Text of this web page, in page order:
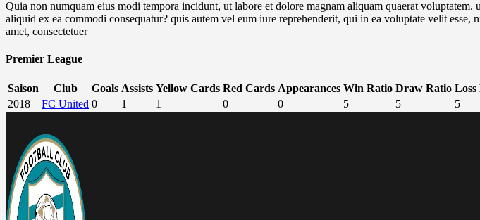
Quia non numquam eius modi tempora incidunt, ut labore et dolore magnam aliquam quaerat
aliquid ex ea commodi consequatur? quis autem vel eum iure reprehenderit, qui in ea voluptate velit
amet, consectetuer
Premier League
Saison Club Goals Assists Yellow Cards Red Cards Appearances Win Ratio Draw Ratio Loss
2018
FC United 0 1 1 0 0 5 5 5